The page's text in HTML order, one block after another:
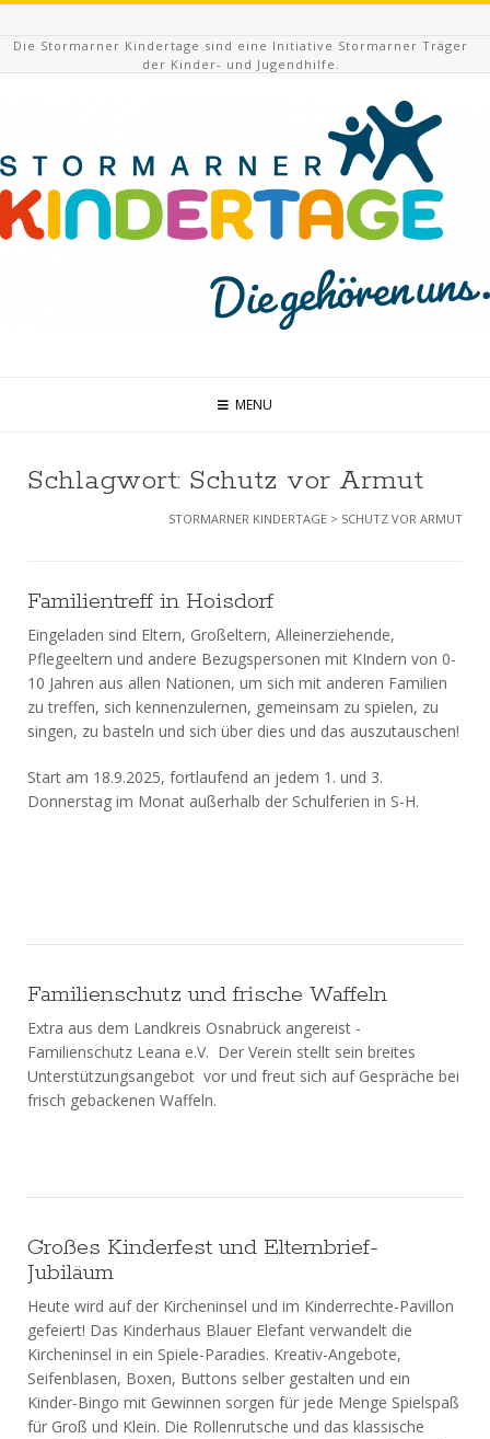
Die Stormarner Kindertage sind eine Initiative Stormarner Träger
der Kinder- und Jugendhilfe.
MENU
Schlagwort: Schutz vor Armut
STORMARNER KINDERTAGE > SCHUTZ VOR ARMUT
Familientreff in Hoisdorf
Eingeladen sind Eltern, Großeltern, Alleinerziehende,
Pflegeeltern und andere Bezugspersonen mit KIndern von 0-
10 Jahren aus allen Nationen, um sich mit anderen Familien
zu treffen, sich kennenzulernen, gemeinsam zu spielen, zu
singen, zu basteln und sich über dies und das auszutauschen!
Start am 18.9.2025, fortlaufend an jedem 1. und 3.
Donnerstag im Monat außerhalb der Schulferien in S-H.
Familienschutz und frische Waffeln
Extra aus dem Landkreis Osnabrück angereist -
Familienschutz Leana e.V. Der Verein stellt sein breites
Unterstützungsangebot vor und freut sich auf Gespräche bei
frisch gebackenen Waffeln.
Großes Kinderfest und Elternbrief-
Jubiläum
Heute wird auf der Kircheninsel und im Kinderrechte-Pavillon
gefeiert! Das Kinderhaus Blauer Elefant verwandelt die
Kircheninsel in ein Spiele-Paradies. Kreativ-Angebote,
Seifenblasen, Boxen, Buttons selber gestalten und ein
Kinder-Bingo mit Gewinnen sorgen für jede Menge Spielspaß
für Groß und Klein. Die Rollenrutsche und das klassische